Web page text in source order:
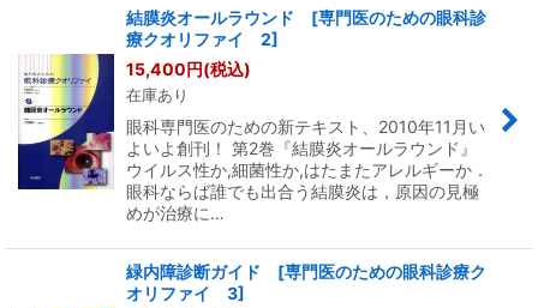
結膜炎オールラウンド [専門医のための眼科診
療クオリファイ 2]
15,400円(税込)
在庫あり
眼科専門医のための新テキスト、2010年11月い
よいよ創刊！ 第2巻『結膜炎オールラウンド』
ウイルス性か,細菌性か,はたまたアレルギーか．
眼科ならば誰でも出合う結膜炎は，原因の見極
めが治療に…
緑内障診断ガイド [専門医のための眼科診療ク
オリファイ 3]